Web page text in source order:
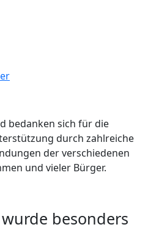
bedanken sich für die
durch zahlreiche
der verschiedenen
und vieler Bürger.
besonders